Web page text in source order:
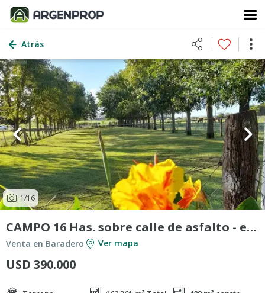
Atrás
1/16
CAMPO 16 Has. sobre calle de asfalto - en Baradero - POZZI INMO
Venta en Baradero Ver mapa
USD 390.000